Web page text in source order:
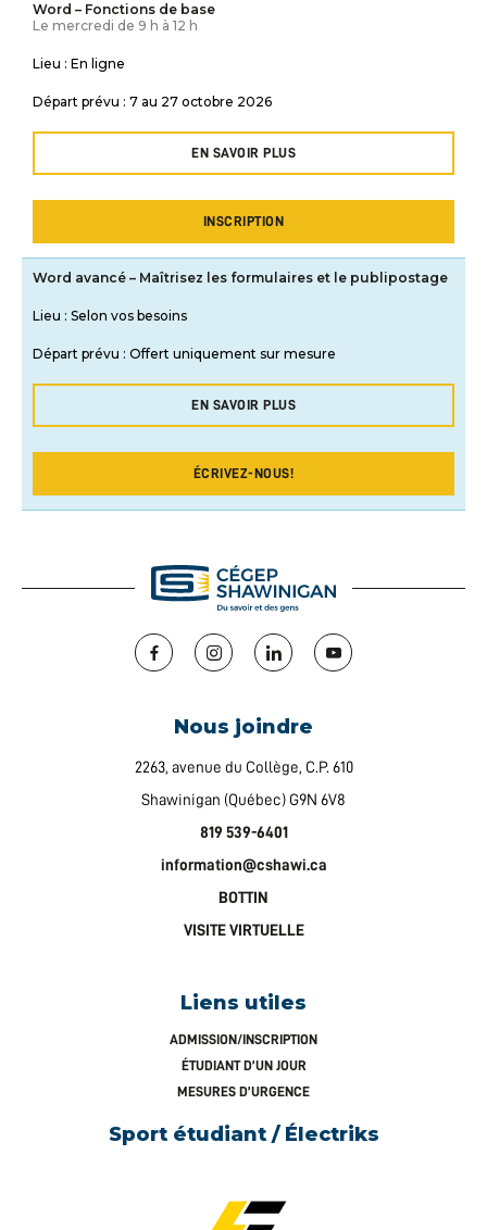
Word – Fonctions de base
Le mercredi de 9 h à 12 h
Lieu : En ligne
Départ prévu : 7 au 27 octobre 2026
EN SAVOIR PLUS
INSCRIPTION
Word avancé – Maîtrisez les formulaires et le publipostage
Lieu : Selon vos besoins
Départ prévu : Offert uniquement sur mesure
EN SAVOIR PLUS
ÉCRIVEZ-NOUS!
Sport étudiant / Électriks
Facebook Instagram LinkedIn YouTube
Nous joindre
2263, avenue du Collège, C.P. 610
Shawinigan (Québec) G9N 6V8
819 539-6401
information@cshawi.ca
BOTTIN
VISITE VIRTUELLE
Liens utiles
ADMISSION/INSCRIPTION
ÉTUDIANT D’UN JOUR
MESURES D’URGENCE